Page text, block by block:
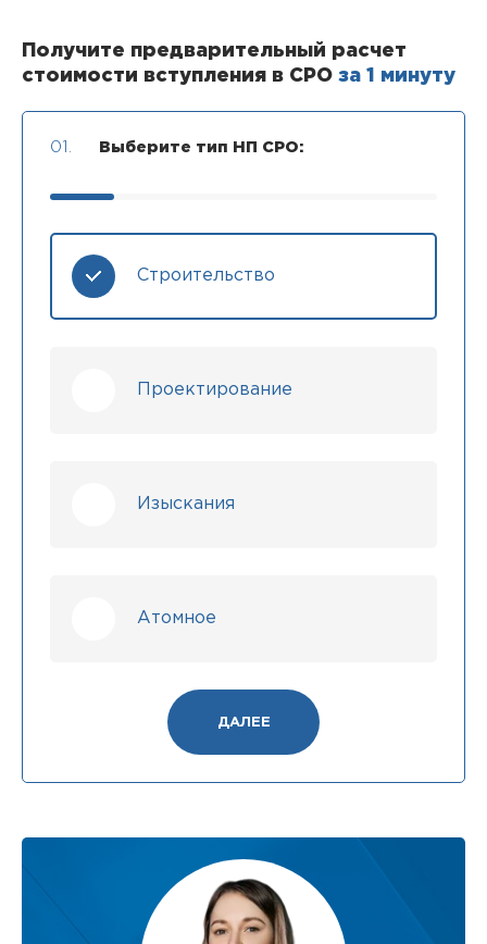
Получите предварительный расчет
стоимости вступления в СРО за 1 минуту
01. Выберите тип НП СРО:
Строительство
Проектирование
Изыскания
Атомное
ДАЛЕЕ